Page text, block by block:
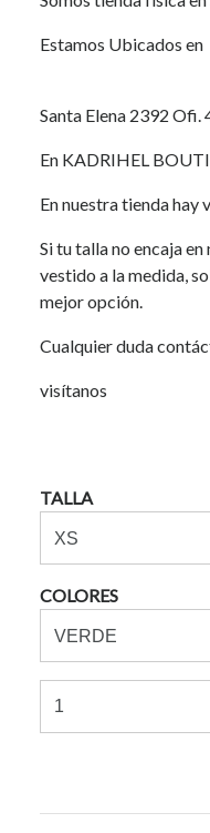
Estamos Ubicados en
Santa Elena 2392 Ofi.
En KADRIHEL
En nuestra tienda hay
Si tu talla no encaja
vestido a la medida,
mejor opción.
Cualquier duda
visítanos
TALLA
COLORES